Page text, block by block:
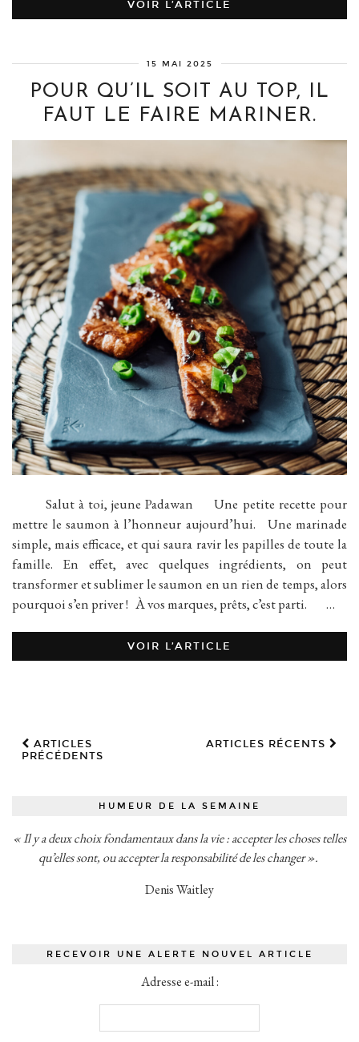
VOIR L’ARTICLE
15 MAI 2025
POUR QU’IL SOIT AU TOP, IL
FAUT LE FAIRE MARINER.
Salut à toi, jeune Padawan Une petite recette pour
mettre le saumon à l’honneur aujourd’hui. Une marinade
simple, mais efficace, et qui saura ravir les papilles de toute la
famille. En effet, avec quelques ingrédients, on peut
transformer et sublimer le saumon en un rien de temps, alors
pourquoi s’en priver ! À vos marques, prêts, c’est parti. …
VOIR L’ARTICLE
ARTICLES
PRÉCÉDENTS
ARTICLES RÉCENTS
HUMEUR DE LA SEMAINE
« Il y a deux choix fondamentaux dans la vie : accepter les choses telles
qu’elles sont, ou accepter la responsabilité de les changer ».
Denis Waitley
RECEVOIR UNE ALERTE NOUVEL ARTICLE
Adresse e-mail :